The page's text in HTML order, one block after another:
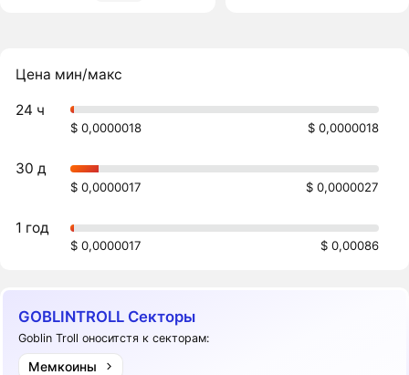
Цена мин/макс
24 ч
$ 0,0000018 $ 0,0000018
30 д
$ 0,0000017 $ 0,0000027
1 год
$ 0,0000017 $ 0,00086
GOBLINTROLL Секторы
Goblin Troll оноситстя к секторам:
Мемкоины